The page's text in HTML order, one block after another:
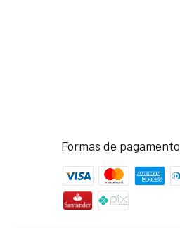
Formas de pagamento